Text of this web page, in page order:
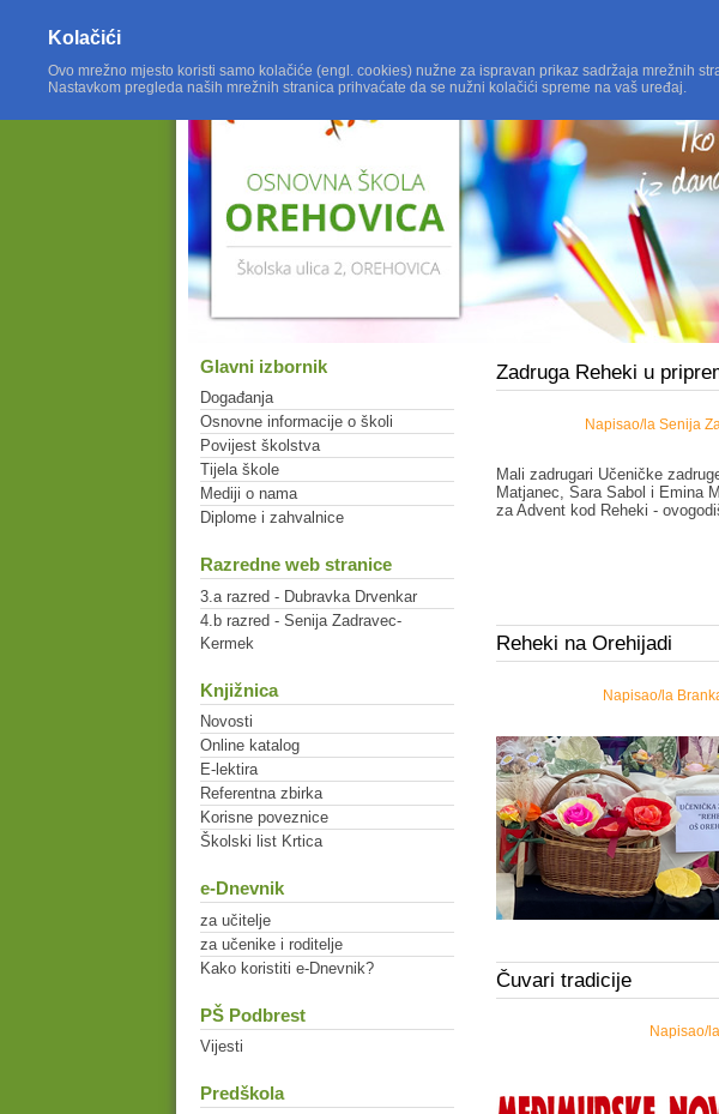
Glavni izbornik
Događanja
Osnovne informacije o školi
Povijest školstva
Tijela škole
Mediji o nama
Diplome i zahvalnice
Razredne web stranice
3.a razred - Dubravka Drvenkar
4.b razred - Senija Zadravec-
Kermek
Knjižnica
Novosti
Online katalog
E-lektira
Referentna zbirka
Korisne poveznice
Školski list Krtica
e-Dnevnik
za učitelje
za učenike i roditelje
Kako koristiti e-Dnevnik?
PŠ Podbrest
Vijesti
Predškola
Zadruga Reheki u
Napisao/la Senija
Mali zadrugari Učeničke
Matjanec, Sara Sabol i Emina
za Advent kod Reheki -
Reheki na Orehijadi
Napisao/la
Čuvari tradicije
Napisao/
Kolačići
Ovo mrežno mjesto koristi samo kolačiće (engl. cookies) nužne za ispravan prikaz sadržaja mrežnih
Nastavkom pregleda naših mrežnih stranica prihvaćate da se nužni kolačići spreme na vaš uređaj.